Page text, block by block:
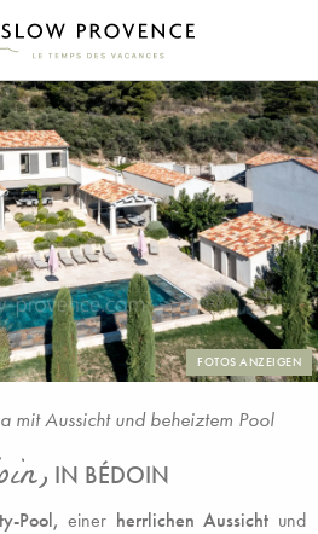
FOTOS ANZEIGEN
mit Aussicht und beheiztem Pool
IN BÉDOIN
Pool, einer herrlichen Aussicht und